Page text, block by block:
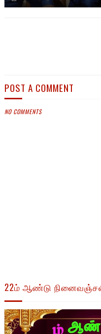
POST A COMMENT
NO COMMENTS
22ம் ஆண்டு